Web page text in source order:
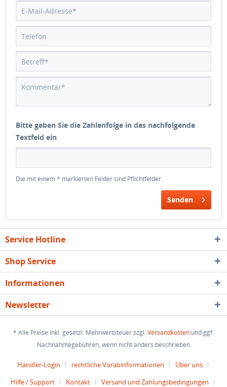
Bitte geben Sie die Zahlenfolge in das nachfolgende
Textfeld ein
Die mit einem * markierten Felder sind Pflichtfelder.
Senden
Service Hotline
Shop Service
Informationen
Newsletter
* Alle Preise inkl. gesetzl. Mehrwertsteuer zzgl.Versandkosten und ggf.
Nachnahmegebühren, wenn nicht anders beschrieben
Händler-Login rechtliche Vorabinformationen
Über uns
Hilfe / Support
Kontakt Versand und Zahlungsbedingungen